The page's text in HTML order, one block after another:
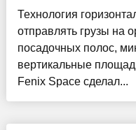
Технология
отправлять грузы на
посадочных полос,
вертикальные
Fenix Space сделал...